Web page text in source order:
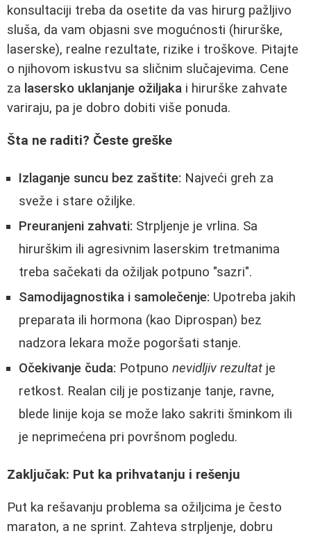
konsultaciji treba da osetite da vas hirurg pažljivo
sluša, da vam objasni sve mogućnosti (hirurške,
laserske), realne rezultate, rizike i troškove. Pitajte
o njihovom iskustvu sa sličnim slučajevima. Cene
za lasersko uklanjanje ožiljaka i hirurške zahvate
variraju, pa je dobro dobiti više ponuda.
Šta ne raditi? Česte greške
Izlaganje suncu bez zaštite: Najveći greh za
sveže i stare ožiljke.
Preuranjeni zahvati: Strpljenje je vrlina. Sa
hirurškim ili agresivnim laserskim tretmanima
treba sačekati da ožiljak potpuno "sazri".
Samodijagnostika i samolečenje: Upotreba jakih
preparata ili hormona (kao Diprospan) bez
nadzora lekara može pogoršati stanje.
Očekivanje čuda: Potpuno nevidljiv rezultat je
retkost. Realan cilj je postizanje tanje, ravne,
blede linije koja se može lako sakriti šminkom ili
je neprimećena pri površnom pogledu.
Zaključak: Put ka prihvatanju i rešenju
Put ka rešavanju problema sa ožiljcima je često
maraton, a ne sprint. Zahteva strpljenje, dobru